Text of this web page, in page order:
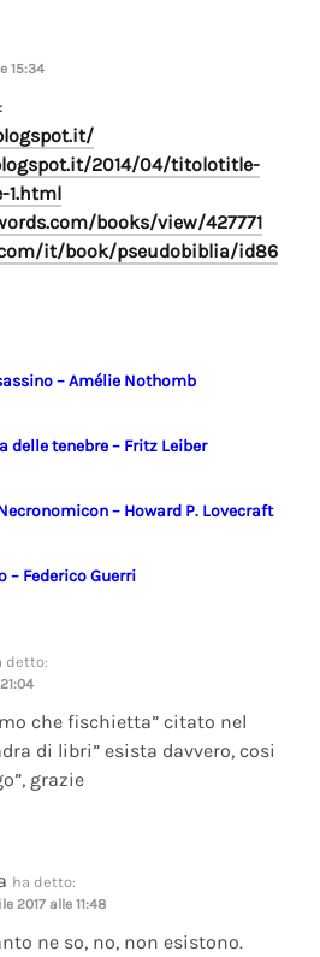
15:34
2014/04/titolotitle-
1.html
books/view/427771
it/book/pseudobiblia/id86
– Amélie Nothomb
delle tenebre – Fritz Leiber
– Howard P. Lovecraft
– Federico Guerri
detto:
che fischietta” citato nel
di libri” esista davvero, cosi
grazie
ha detto:
2017 alle 11:48
ne so, no, non esistono.